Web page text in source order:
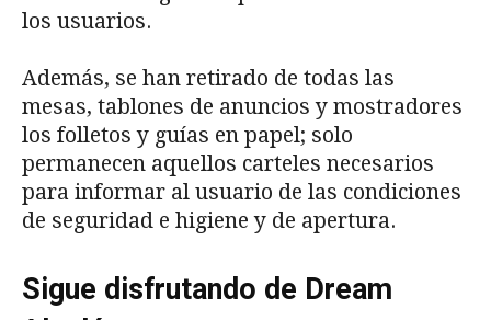
los usuarios.
Además, se han retirado de todas las
mesas, tablones de anuncios y mostradores
los folletos y guías en papel; solo
permanecen aquellos carteles necesarios
para informar al usuario de las condiciones
de seguridad e higiene y de apertura.
Sigue disfrutando de Dream